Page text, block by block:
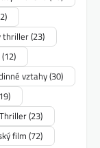
thriller(23)
(12)
vztahy(30)
Thriller(23)
film (72)